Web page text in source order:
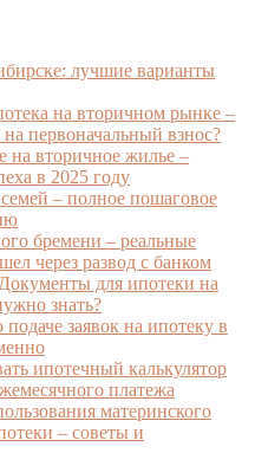
лучшие варианты
на вторичном рынке –
на первоначальный взнос?
на вторичное жилье –
в 2025 году
– полное пошаговое
бремени – реальные
через развод с банком
для ипотеки на
знать?
заявок на ипотеку в
ипотечный калькулятор
платежа
материнского
– советы и